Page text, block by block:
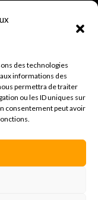
des technologies
informations des
permettra de traiter
ou les ID uniques sur
consentement peut avoir
de 8h